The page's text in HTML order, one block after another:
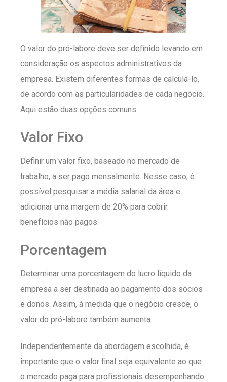
O valor do pró-labore deve ser definido levando em
consideração os aspectos administrativos da
empresa. Existem diferentes formas de calculá-lo,
de acordo com as particularidades de cada negócio.
Aqui estão duas opções comuns:
Valor Fixo
Definir um valor fixo, baseado no mercado de
trabalho, a ser pago mensalmente. Nesse caso, é
possível pesquisar a média salarial da área e
adicionar uma margem de 20% para cobrir
benefícios não pagos.
Porcentagem
Determinar uma porcentagem do lucro líquido da
empresa a ser destinada ao pagamento dos sócios
e donos. Assim, à medida que o negócio cresce, o
valor do pró-labore também aumenta.
Independentemente da abordagem escolhida, é
importante que o valor final seja equivalente ao que
o mercado paga para profissionais desempenhando